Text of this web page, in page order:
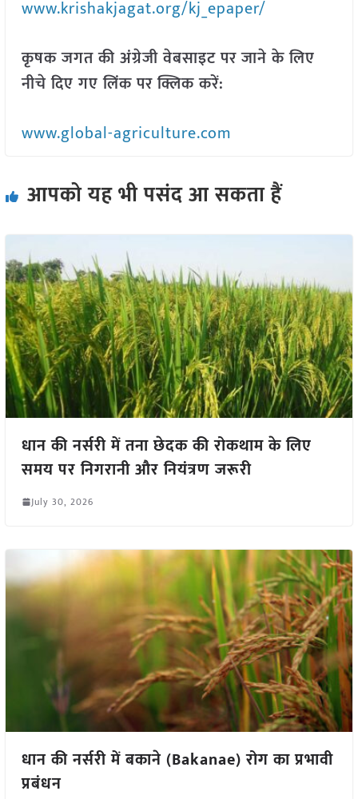
www.krishakjagat.org/kj_epaper/
कृषक जगत की अंग्रेजी वेबसाइट पर जाने के लिए
नीचे दिए गए लिंक पर क्लिक करें:
www.global-agriculture.com
आपको यह भी पसंद आ सकता हैं
धान की नर्सरी में तना छेदक की रोकथाम के लिए
समय पर निगरानी और नियंत्रण जरूरी
July 30, 2026
धान की नर्सरी में बकाने (Bakanae) रोग का प्रभावी
प्रबंधन